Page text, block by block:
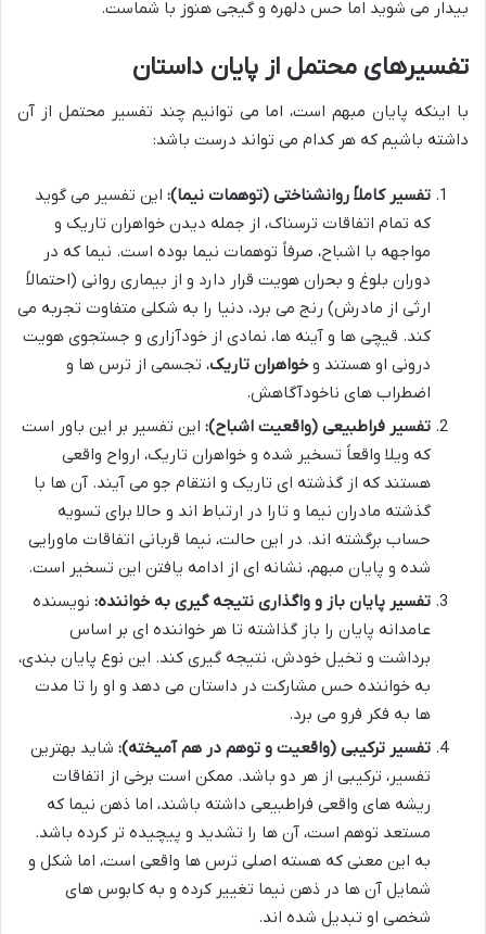
بیدار می شوید اما حس دلهره و گیجی هنوز با شماست.
تفسیرهای محتمل از پایان داستان
با اینکه پایان مبهم است، اما می توانیم چند تفسیر محتمل از آن
داشته باشیم که هر کدام می تواند درست باشد:
تفسیر کاملاً روانشناختی (توهمات نیما): این تفسیر می گوید
که تمام اتفاقات ترسناک، از جمله دیدن خواهران تاریک و
مواجهه با اشباح، صرفاً توهمات نیما بوده است. نیما که در
دوران بلوغ و بحران هویت قرار دارد و از بیماری روانی (احتمالاً
ارثی از مادرش) رنج می برد، دنیا را به شکلی متفاوت تجربه می
کند. قیچی ها و آینه ها، نمادی از خودآزاری و جستجوی هویت
درونی او هستند و خواهران تاریک، تجسمی از ترس ها و
اضطراب های ناخودآگاهش.
تفسیر فراطبیعی (واقعیت اشباح): این تفسیر بر این باور است
که ویلا واقعاً تسخیر شده و خواهران تاریک، ارواح واقعی
هستند که از گذشته ای تاریک و انتقام جو می آیند. آن ها با
گذشته مادران نیما و تارا در ارتباط اند و حالا برای تسویه
حساب برگشته اند. در این حالت، نیما قربانی اتفاقات ماورایی
شده و پایان مبهم، نشانه ای از ادامه یافتن این تسخیر است.
تفسیر پایان باز و واگذاری نتیجه گیری به خواننده: نویسنده
عامدانه پایان را باز گذاشته تا هر خواننده ای بر اساس
برداشت و تخیل خودش، نتیجه گیری کند. این نوع پایان بندی،
به خواننده حس مشارکت در داستان می دهد و او را تا مدت
ها به فکر فرو می برد.
تفسیر ترکیبی (واقعیت و توهم در هم آمیخته): شاید بهترین
تفسیر، ترکیبی از هر دو باشد. ممکن است برخی از اتفاقات
ریشه های واقعی فراطبیعی داشته باشند، اما ذهن نیما که
مستعد توهم است، آن ها را تشدید و پیچیده تر کرده باشد.
به این معنی که هسته اصلی ترس ها واقعی است، اما شکل و
شمایل آن ها در ذهن نیما تغییر کرده و به کابوس های
شخصی او تبدیل شده اند.